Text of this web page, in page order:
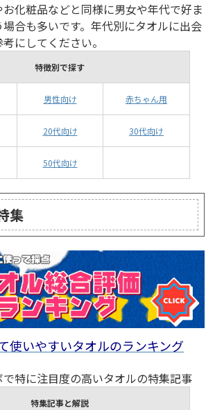
化粧品などと同様に男女や年代で好ま
合も多いです。年代別にタオルに出会
にしてください。
特徴別で探す
男性向け 赤ちゃん用
20代向け 30代向け
50代向け
集
使いやすいタオルのランキング
特に注目度の高いタオルの特集記事
特集記事と解説